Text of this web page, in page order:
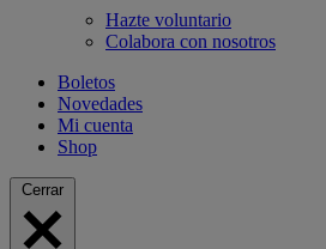
Hazte voluntario
Colabora con nosotros
Boletos
Novedades
Mi cuenta
Shop
Cerrar